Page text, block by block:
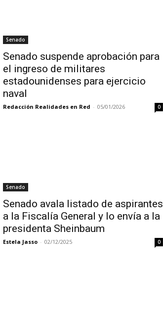
Senado
Senado suspende aprobación para
el ingreso de militares
estadounidenses para ejercicio
naval
Redacción Realidades en Red - 05/01/2026 0
Senado
Senado avala listado de aspirantes
a la Fiscalía General y lo envía a la
presidenta Sheinbaum
Estela Jasso - 02/12/2025 0